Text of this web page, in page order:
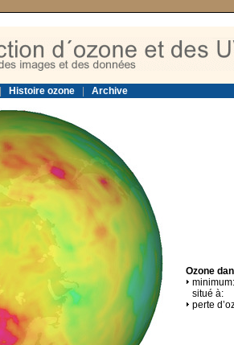
Histoire ozone Archive
Ozone
minimum:
situé à:
perte